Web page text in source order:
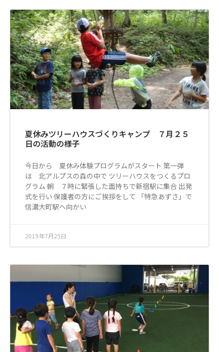
夏休みツリーハウスづくりキャンプ ７月２５
日の活動の様子
今日から 夏休み体験プログラムがスタート 第一弾
は 北アルプスの森の中で ツリーハウスをつくるプロ
グラム 朝 ７時に緊張した面持ちで新宿駅に集合 出発
式を行い 保護者の方にご挨拶をして 「特急あずさ」で
信濃大町駅へ向かい
2019年7月25日